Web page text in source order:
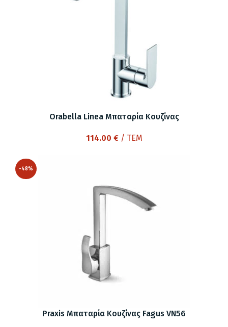
Orabella Linea Μπαταρία Κουζίνας
114.00 €/ ΤΕΜ
-48%
Praxis Μπαταρία Κουζίνας Fagus VN56